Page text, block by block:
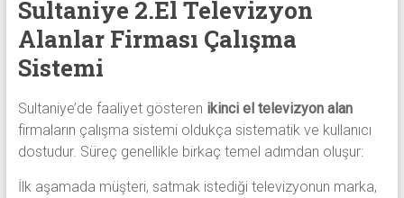
Sultaniye 2.El Televizyon
Alanlar Firması Çalışma
Sistemi
Sultaniye’de faaliyet gösteren ikinci el televizyon alan
firmaların çalışma sistemi oldukça sistematik ve kullanıcı
dostudur. Süreç genellikle birkaç temel adımdan oluşur:
İlk aşamada müşteri, satmak istediği televizyonun marka,